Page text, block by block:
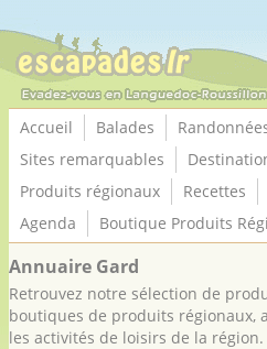
Accueil Balades
Sites remarquables
Produits régionaux
Recettes
Agenda
Boutique Produits
Annuaire Gard
Retrouvez notre sélection de
boutiques de produits régionaux,
les activités de loisirs de la région.